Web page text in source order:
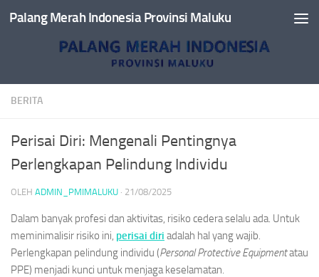
Skip to content
Palang Merah Indonesia Provinsi Maluku
BERITA
Perisai Diri: Mengenali Pentingnya
Perlengkapan Pelindung Individu
OLEH ADMIN_PMIMALUKU · 21/08/2025
Dalam banyak profesi dan aktivitas, risiko cedera selalu ada. Untuk
meminimalisir risiko ini, perisai diri adalah hal yang wajib.
Perlengkapan pelindung individu (Personal Protective Equipmentatau
PPE) menjadi kunci untuk menjaga keselamatan.